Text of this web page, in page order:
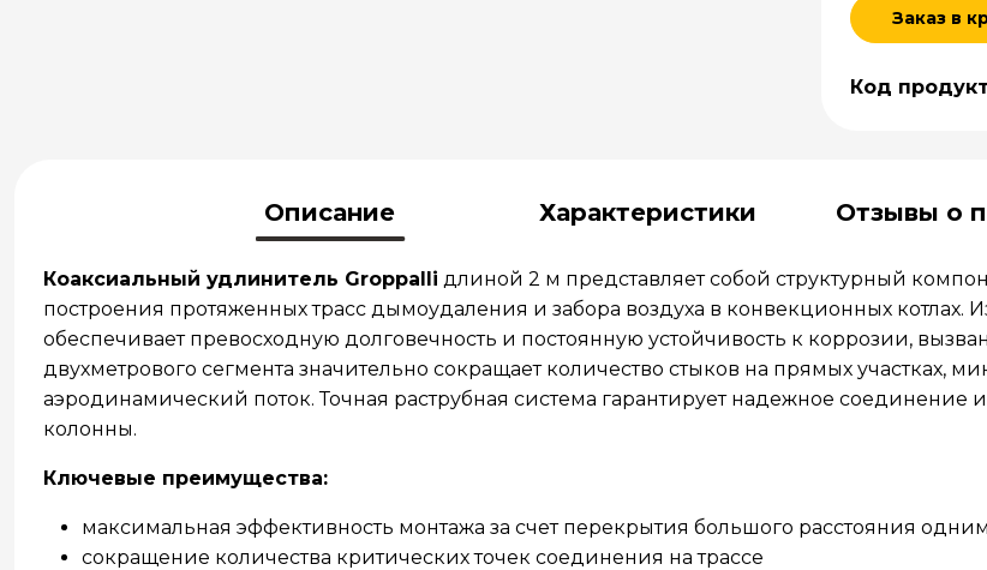
Заказ в
Код
Описание Характеристики Отзывы о
Коаксиальный удлинитель Groppalli длиной 2 м представляет собой структурный
построения протяженных трасс дымоудаления и забора воздуха в конвекционных котлах.
обеспечивает превосходную долговечность и постоянную устойчивость к коррозии,
двухметрового сегмента значительно сокращает количество стыков на прямых участках,
аэродинамический поток. Точная раструбная система гарантирует надежное
колонны.
Ключевые преимущества:
максимальная эффективность монтажа за счет перекрытия большого расстояния
сокращение количества критических точек соединения на трассе